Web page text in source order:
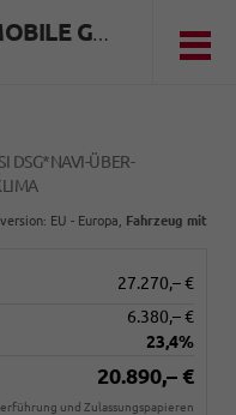
HUBER AUTOMOBILE GMBH
DSG*NAVI-ÜBER-
EU - Europa, Fahrzeug mit
27.270,– €
6.380,– €
23,4%
20.890,– €
und Zulassungspapieren